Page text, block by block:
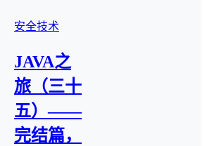
安全技术
JAVA之
旅（三十
五）——
完结篇，